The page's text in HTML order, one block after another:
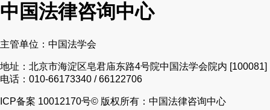
中国法律咨询中心
主管单位：中国法学会
地址：北京市海淀区皂君庙东路4号院中国法学会院内 [100081]
电话：010-66173340 / 66122706
ICP备案 10012170号© 版权所有：中国法律咨询中心